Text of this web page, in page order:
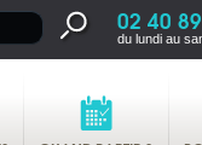
02 40
du lundi au